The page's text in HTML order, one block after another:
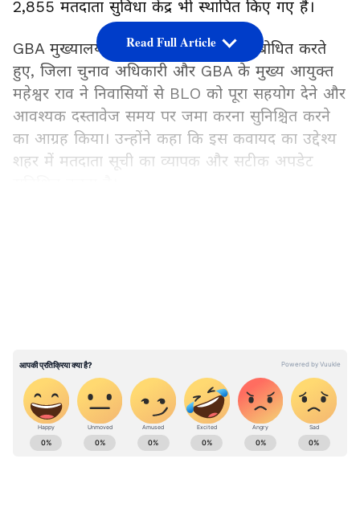
2,855 मतदाता सुविधा केंद्र भी स्थापित किए गए हैं।
GBA मुख्यालय में एक प्रेस कॉन्फ्रेंस को संबोधित करते
हुए, जिला चुनाव अधिकारी और GBA के मुख्य आयुक्त
महेश्वर राव ने निवासियों से BLO को पूरा सहयोग देने और
आवश्यक दस्तावेज समय पर जमा करना सुनिश्चित करने
का आग्रह किया। उन्होंने कहा कि इस कवायद का उद्देश्य
शहर में मतदाता सूची का व्यापक और सटीक अपडेट
कोई भी घर सर्वेक्षण से बाहर न रह जाए।"
Read Full Article
ABOUT THE AUTHOR